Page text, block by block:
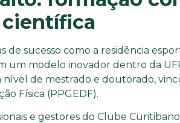
de sucesso como a residência
um modelo inovador dentro da
de mestrado e doutorado,
Física (PPGEDF).
e gestores do Clube